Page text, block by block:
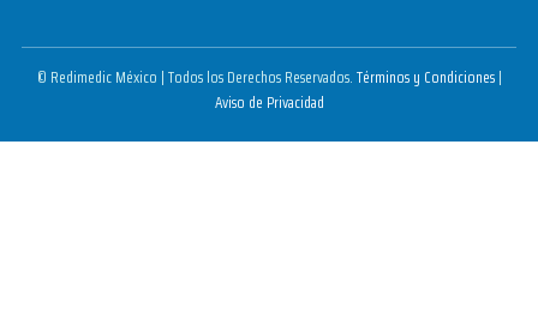
© Redimedic México | Todos los Derechos Reservados.Términos y Condiciones|
Aviso de Privacidad